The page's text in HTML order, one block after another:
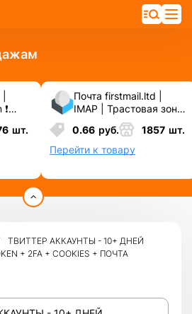
и
шт.
Почта firstmail.ltd |
IMAP | Трастовая зона
.COM ❗️ Новые, Чистые
❗️ С реальными
логинами | ☑️
Специально для ФБ/
0.66 руб. 1857 шт.
Перейти к товару
ТВИТТЕР АККАУНТЫ - 10+ ДНЕЙ
+ 2FA + COOKIES + ПОЧТА